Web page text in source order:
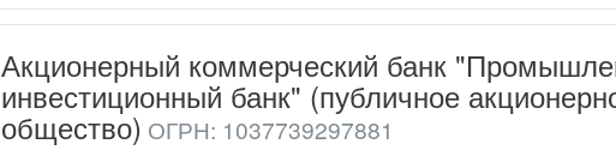
Акционерный коммерческий банк
инвестиционный банк" (публичное
общество) ОГРН: 1037739297881